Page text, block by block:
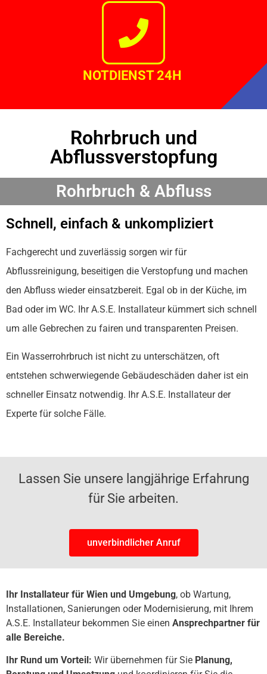
NOTDIENST 24H
Rohrbruch und
Abflussverstopfung
Rohrbruch & Abfluss
Schnell, einfach & unkompliziert
Fachgerecht und zuverlässig sorgen wir für
Abflussreinigung, beseitigen die Verstopfung und machen
den Abfluss wieder einsatzbereit. Egal ob in der Küche, im
Bad oder im WC. Ihr A.S.E. Installateur kümmert sich schnell
um alle Gebrechen zu fairen und transparenten Preisen.
Ein Wasserrohrbruch ist nicht zu unterschätzen, oft
entstehen schwerwiegende Gebäudeschäden daher ist ein
schneller Einsatz notwendig. Ihr A.S.E. Installateur der
Experte für solche Fälle.
Lassen Sie unsere langjährige Erfahrung
für Sie arbeiten.
unverbindlicher Anruf
Ihr Installateur für Wien und Umgebung, ob Wartung,
Installationen, Sanierungen oder Modernisierung, mit Ihrem
A.S.E. Installateur bekommen Sie einen Ansprechpartner für
alle Bereiche.
Ihr Rund um Vorteil: Wir übernehmen für Sie Planung,